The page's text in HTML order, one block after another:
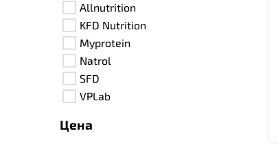
Allnutrition
KFD Nutrition
Myprotein
Natrol
SFD
VPLab
Цена